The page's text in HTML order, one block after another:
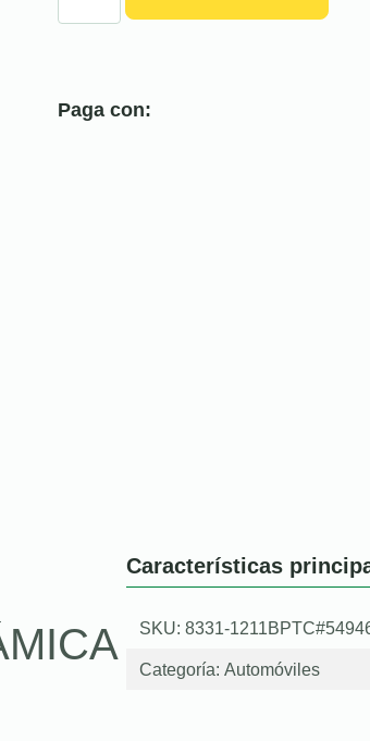
Paga con:
Características
SKU: 8331-
Categoría: Automóviles